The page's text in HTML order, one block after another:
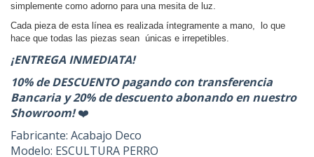
simplemente como adorno para una mesita de luz.
Cada pieza de esta línea es realizada íntegramente a mano, lo que
hace que todas las piezas sean únicas e irrepetibles.
¡ENTREGA INMEDIATA!
10% de DESCUENTO pagando con transferencia
Bancaria y 20% de descuento abonando en nuestro
Showroom!❤️
Fabricante: Acabajo Deco
Modelo: ESCULTURA PERRO